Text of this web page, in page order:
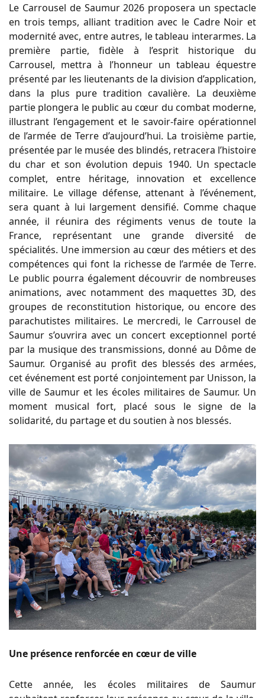
Le Carrousel de Saumur 2026 proposera un spectacle
en trois temps, alliant tradition avec le Cadre Noir et
modernité avec, entre autres, le tableau interarmes. La
première partie, fidèle à l’esprit historique du
Carrousel, mettra à l’honneur un tableau équestre
présenté par les lieutenants de la division d’application,
dans la plus pure tradition cavalière. La deuxième
partie plongera le public au cœur du combat moderne,
illustrant l’engagement et le savoir-faire opérationnel
de l’armée de Terre d’aujourd’hui. La troisième partie,
présentée par le musée des blindés, retracera l’histoire
du char et son évolution depuis 1940. Un spectacle
complet, entre héritage, innovation et excellence
militaire. Le village défense, attenant à l’événement,
sera quant à lui largement densifié. Comme chaque
année, il réunira des régiments venus de toute la
France, représentant une grande diversité de
spécialités. Une immersion au cœur des métiers et des
compétences qui font la richesse de l’armée de Terre.
Le public pourra également découvrir de nombreuses
animations, avec notamment des maquettes 3D, des
groupes de reconstitution historique, ou encore des
parachutistes militaires. Le mercredi, le Carrousel de
Saumur s’ouvrira avec un concert exceptionnel porté
par la musique des transmissions, donné au Dôme de
Saumur. Organisé au profit des blessés des armées,
cet événement est porté conjointement par Unisson, la
ville de Saumur et les écoles militaires de Saumur. Un
moment musical fort, placé sous le signe de la
solidarité, du partage et du soutien à nos blessés.
Une présence renforcée en cœur de ville
Cette année, les écoles militaires de Saumur